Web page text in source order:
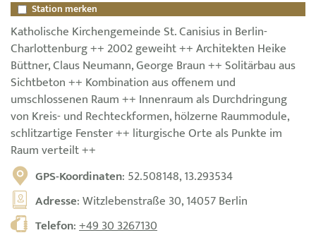
Station merken
Katholische Kirchengemeinde St. Canisius in Berlin-
Charlottenburg ++ 2002 geweiht ++ Architekten Heike
Büttner, Claus Neumann, George Braun ++ Solitärbau aus
Sichtbeton ++ Kombination aus offenem und
umschlossenen Raum ++ Innenraum als Durchdringung
von Kreis- und Rechteckformen, hölzerne Raummodule,
schlitzartige Fenster ++ liturgische Orte als Punkte im
Raum verteilt ++
GPS-Koordinaten: 52.508148, 13.293534
Adresse: Witzlebenstraße 30, 14057 Berlin
Telefon:+49 30 3267130